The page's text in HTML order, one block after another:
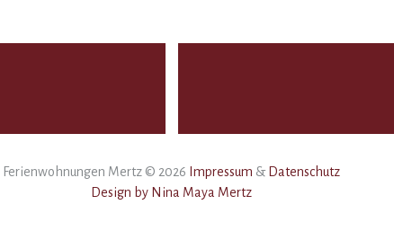
Ferienwohnungen Mertz © 2026 Impressum & Datenschutz
Design by Nina Maya Mertz